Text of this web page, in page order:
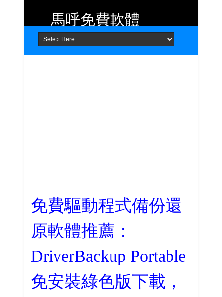
Home About Contact
馬呼免費軟體
提供 Android、iOS 好用的手機應用
程式及 Windows 免費軟體
免費驅動程式備份還
原軟體推薦：
DriverBackup Portable
免安裝綠色版下載，